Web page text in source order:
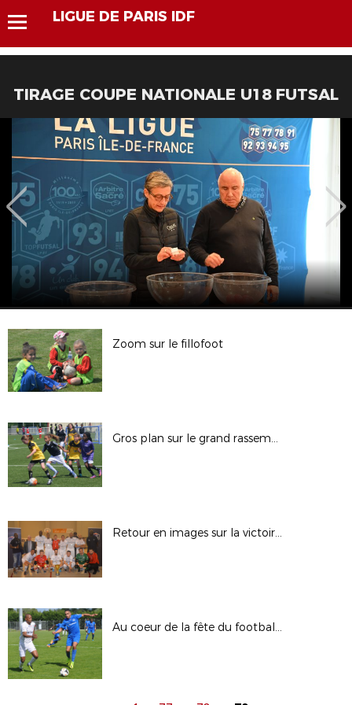
LIGUE DE PARIS IDF
TIRAGE COUPE NATIONALE U18 FUTSAL
Zoom sur le fillofoot
Gros plan sur le grand rassemblement fillofoot
Retour en images sur la victoire de Torcy
Au coeur de la fête du football ultra-marin, le sacre de l'US Nett en images